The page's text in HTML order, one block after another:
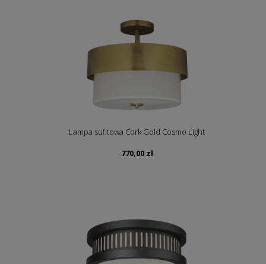
Lampa sufitowa Cork Gold Cosmo Light
770,00 zł